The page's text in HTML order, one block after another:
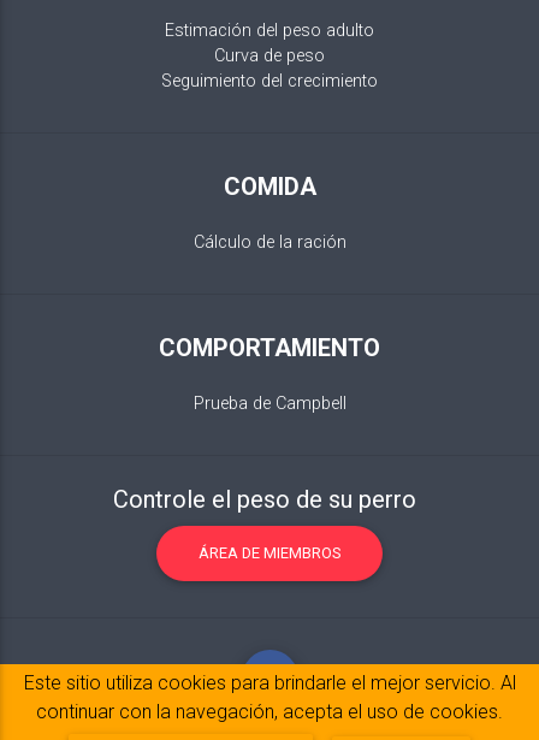
Estimación del peso adulto
Curva de peso
Seguimiento del crecimiento
COMIDA
Cálculo de la ración
COMPORTAMIENTO
Prueba de Campbell
Controle el peso de su perro
ÁREA DE MIEMBROS
Este sitio utiliza cookies para brindarle el mejor servicio. Al
continuar con la navegación, acepta el uso de cookies.